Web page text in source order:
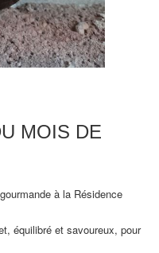
MOIS DE
à la Résidence
équilibré et savoureux, pour